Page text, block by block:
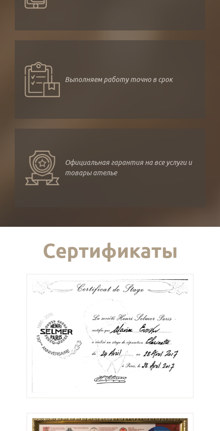
Выполняем работу точно в срок
Официальная гарантия на все услуги и
товары ателье
Сертификаты